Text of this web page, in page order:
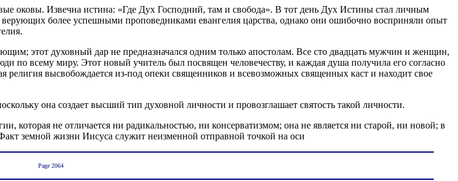
оковы. Извечна истина: «Где Дух Господний, там и свобода». В тот день Дух Истины стал личным
более успешными проповедниками евангелия царства, однако они ошибочно восприняли опыт
этот духовный дар не предназначался одним только апостолам. Все сто двадцать мужчин и женщин,
по всему миру. Этот новый учитель был посвящен человечеству, и каждая душа получила его согласно
религия высвобождается из-под опеки священников и всевозможных священных каст и находит свое
она создает высший тип духовной личности и провозглашает святость такой личности.
не отличается ни радикальностью, ни консерватизмом; она не является ни старой, ни новой; в
земной жизни Иисуса служит неизменной отправной точкой на оси
Page 2064